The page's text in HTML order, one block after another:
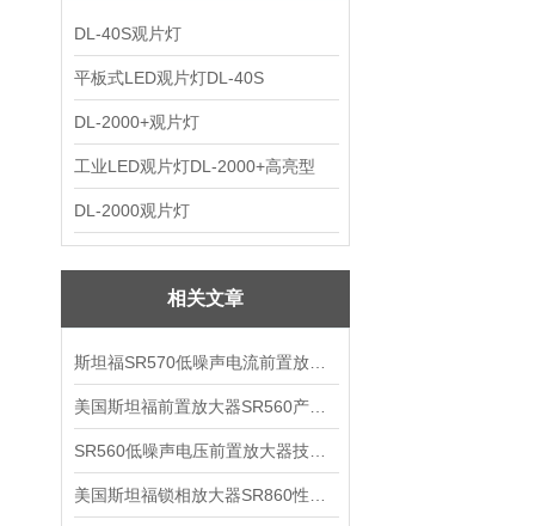
DL-40S观片灯
平板式LED观片灯DL-40S
DL-2000+观片灯
工业LED观片灯DL-2000+高亮型
DL-2000观片灯
相关文章